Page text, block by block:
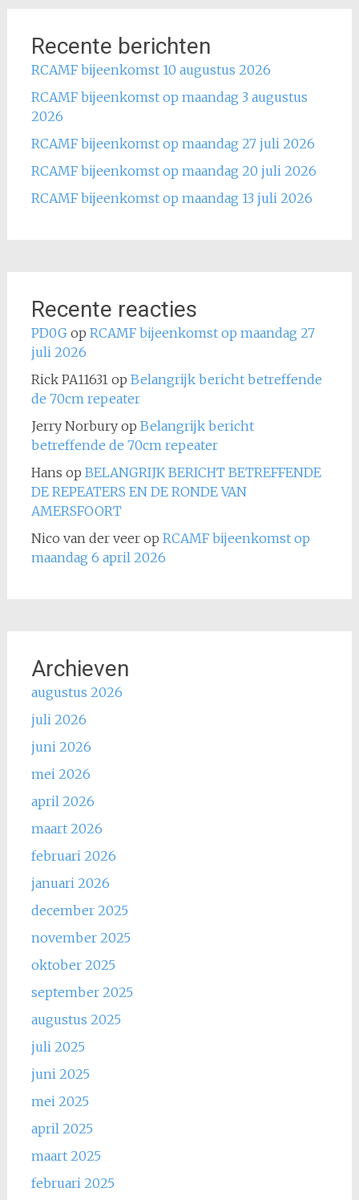
Recente berichten
RCAMF bijeenkomst 10 augustus 2026
RCAMF bijeenkomst op maandag 3 augustus
2026
RCAMF bijeenkomst op maandag 27 juli 2026
RCAMF bijeenkomst op maandag 20 juli 2026
RCAMF bijeenkomst op maandag 13 juli 2026
Recente reacties
PD0Gop RCAMF bijeenkomst op maandag 27
juli 2026
Rick PA11631 op Belangrijk bericht betreffende
de 70cm repeater
Jerry Norburyop Belangrijk bericht
betreffende de 70cm repeater
Hans op BELANGRIJK BERICHT BETREFFENDE
DE REPEATERS EN DE RONDE VAN
AMERSFOORT
Nico van der veerop RCAMF bijeenkomst op
maandag 6 april 2026
Archieven
augustus 2026
juli 2026
juni 2026
mei 2026
april 2026
maart 2026
februari 2026
januari 2026
december 2025
november 2025
oktober 2025
september 2025
augustus 2025
juli 2025
juni 2025
mei 2025
april 2025
maart 2025
februari 2025